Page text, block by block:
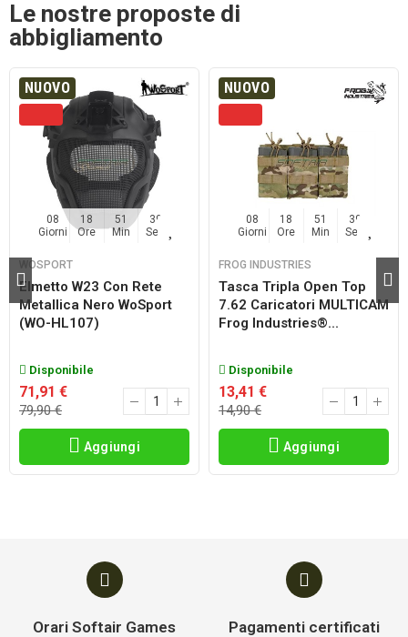
Le nostre proposte di
abbigliamento
NUOVO
08
Giorni
18
Ore
51
Min
38
Sec
WOSPORT
Elmetto W23 Con Rete
Metallica Nero WoSport
(WO-HL107)
Disponibile
71,91 €
79,90 €
Aggiungi
NUOVO
08
Giorni
18
Ore
51
Min
38
Sec
FROG INDUSTRIES
Tasca Tripla Open Top
7.62 Caricatori MULTICAM
Frog Industries®...
Disponibile
13,41 €
14,90 €
Aggiungi
Orari Softair Games Pagamenti certificati